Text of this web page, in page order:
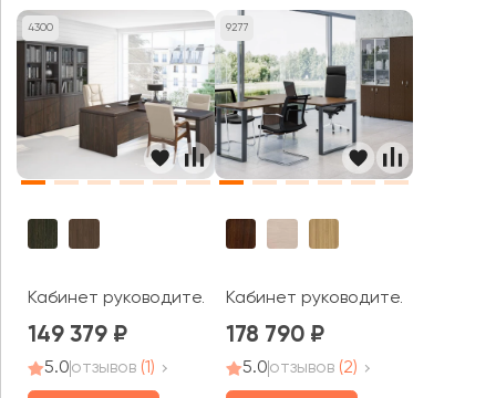
4300
Кабинет руководителя Mark
149 379
5.0отзывов (1)
9277
Кабинет руководителя Exe
178 790
5.0отзывов (2)